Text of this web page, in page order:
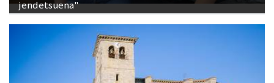
jendetsuena"